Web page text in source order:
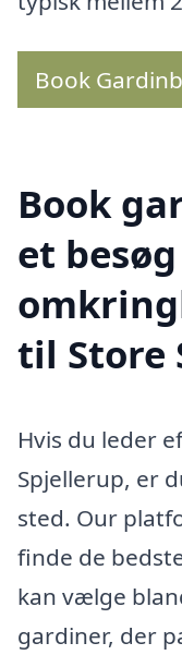
Book
Book
et
til Store
Hvis du leder
Spjellerup, er
sted. Our
finde de
kan vælge
gardiner, der